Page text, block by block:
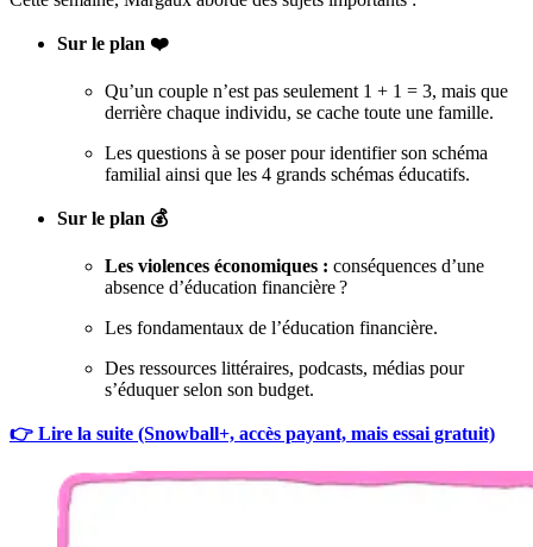
Sur le plan ❤️
Qu’un couple n’est pas seulement 1 + 1 = 3, mais que
derrière chaque individu, se cache toute une famille.
Les questions à se poser pour identifier son schéma
familial ainsi que les 4 grands schémas éducatifs.
Sur le plan 💰
Les violences économiques : conséquences d’une
absence d’éducation financière ?
Les fondamentaux de l’éducation financière.
Des ressources littéraires, podcasts, médias pour
s’éduquer selon son budget.
👉 Lire la suite (Snowball+, accès payant, mais essai gratuit)